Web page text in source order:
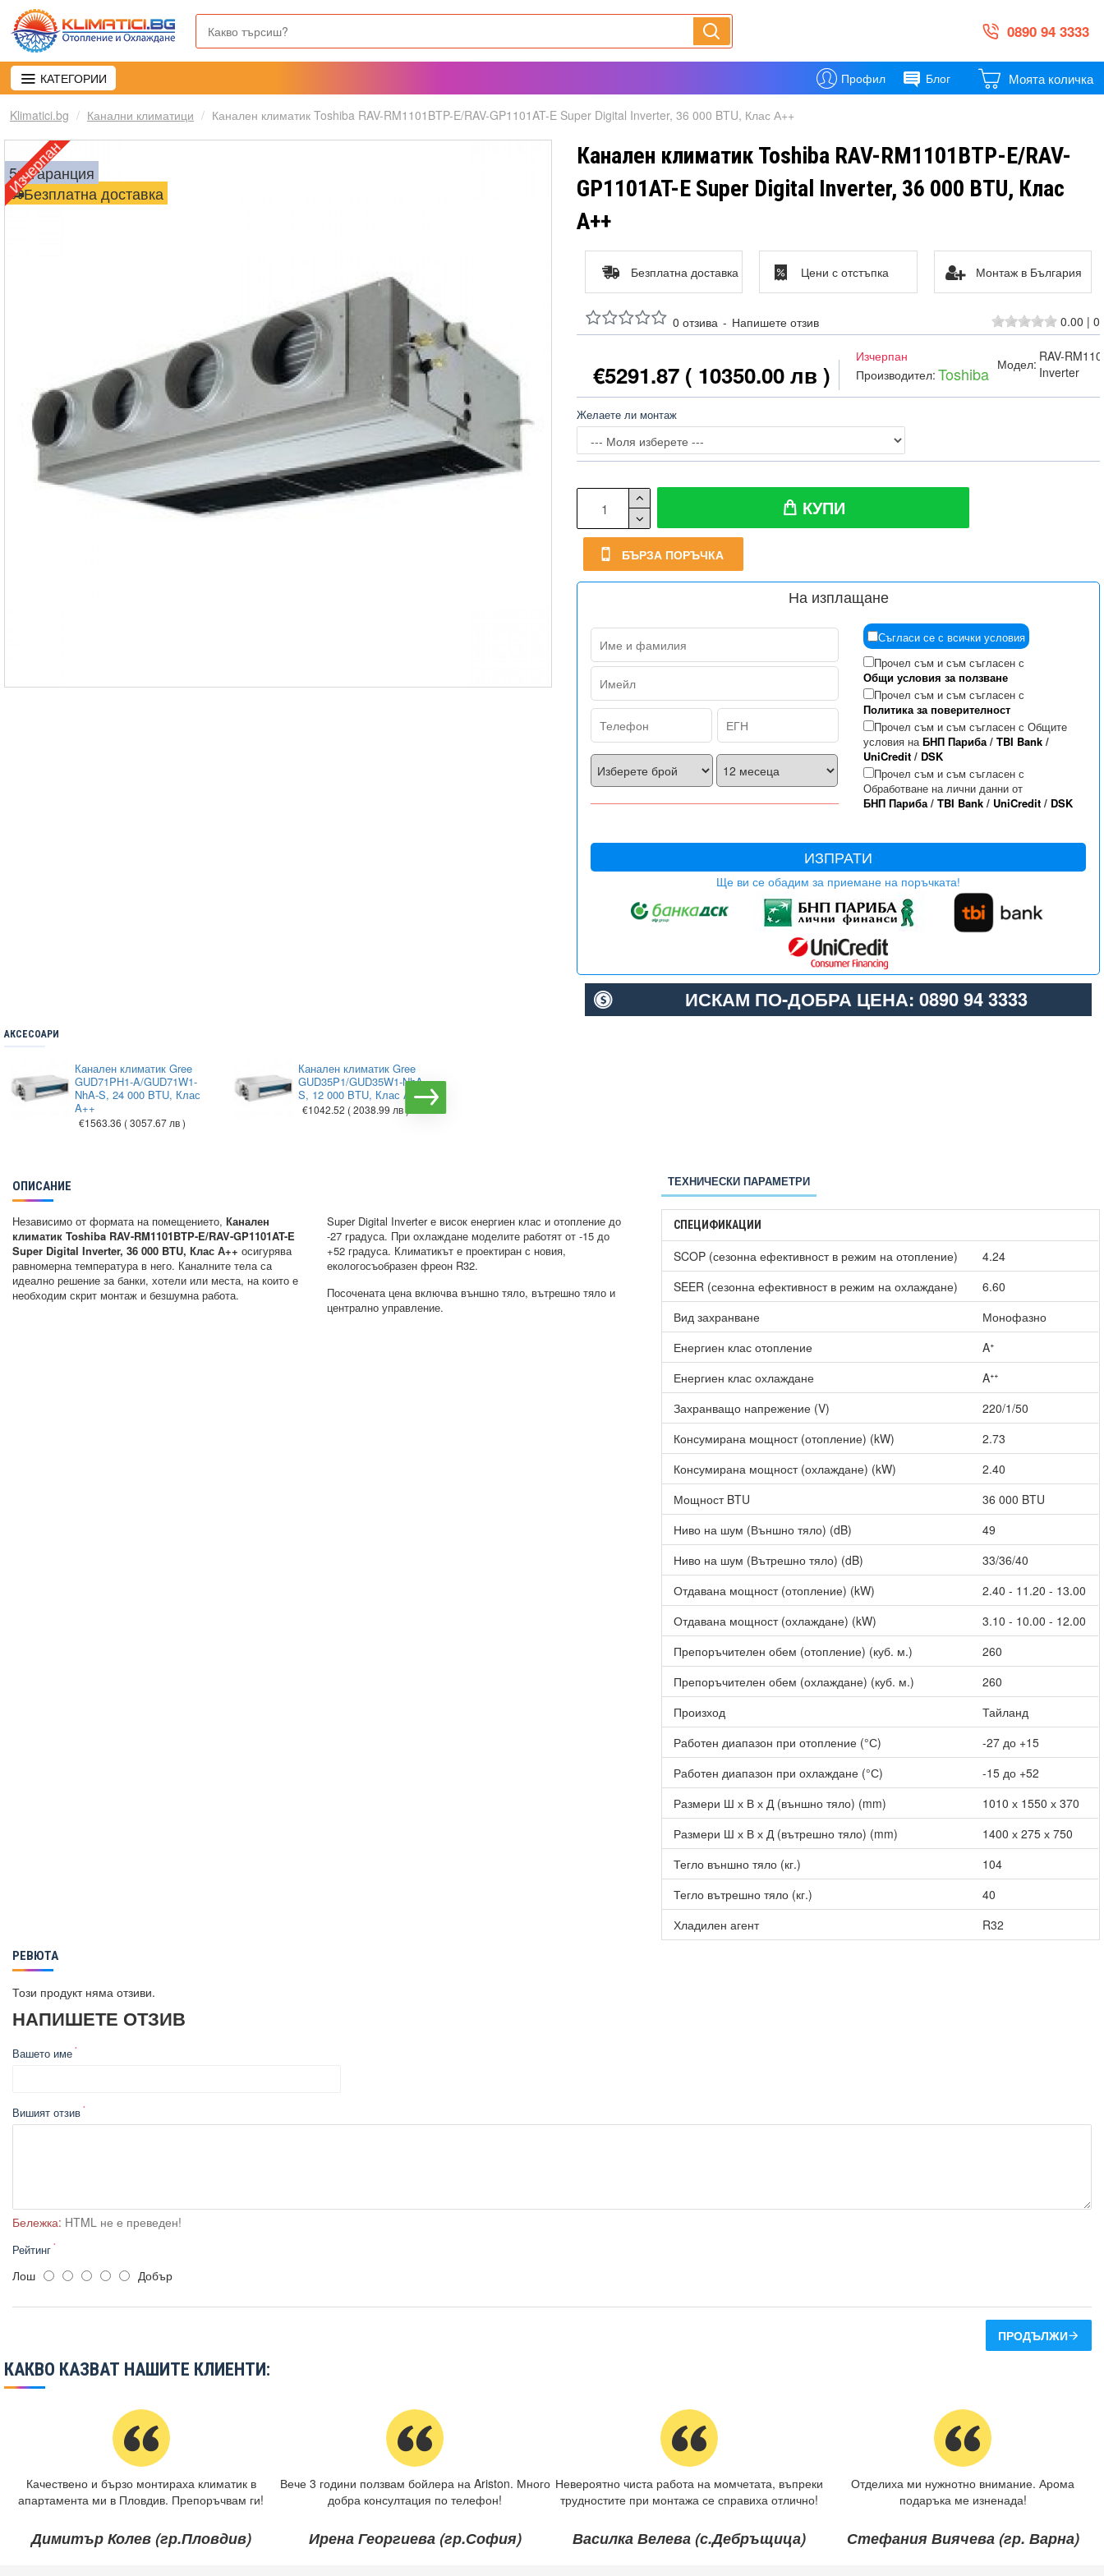
0890 94 3333
КАТЕГОРИИ Профил Блог Моята количка
Klimatici.bg Канални климатици Канален климатик Toshiba RAV-RM1101BTP-E/RAV-GP1101AT-E Super Digital Inverter, 36 000 BTU, Клас А++
Безплатна доставка
5г. гаранция
Изчерпан
Канален климатик Toshiba RAV-RM1101BTP-E/RAV-
GP1101AT-E Super Digital Inverter, 36 000 BTU, Клас
А++
0 отзива - Напишете отзив 0.00 | 0
€5291.87 ( 10350.00 лв )
Изчерпан
Производител: Toshiba Модел: RAV-
Inverter
Желаете ли монтаж
КУПИ
БЪРЗА ПОРЪЧКА
На изплащане
Съгласи се с всички условия
Прочел съм и съм съгласен с
Общи условия за ползване
Прочел съм и съм съгласен с
Политика за поверителност
Прочел съм и съм съгласен с Общите
условия наБНП Париба/ TBI Bank/
UniCredit/ DSK
Прочел съм и съм съгласен с
Обработване на лични данни от
БНП Париба/ TBI Bank/ UniCredit/ DSK
ИЗПРАТИ
Ще ви се обадим за приемане на поръчката!
Безплатна доставка Цени с отстъпка Монтаж в България
ИСКАМ ПО-ДОБРА ЦЕНА: 0890 94 3333
АКСЕСОАРИ
Канален климатик Gree
GUD71PH1-A/GUD71W1-
NhA-S, 24 000 BTU, Клас
A++
€1563.36 ( 3057.67 лв )
Канален климатик Gree
GUD35P1/GUD35W1-NhA-
S, 12 000 BTU, Клас A++
€1042.52 ( 2038.99 лв )
ОПИСАНИЕ
Независимо от формата на помещението, Канален
климатик Toshiba RAV-RM1101BTP-E/RAV-GP1101AT-E
Super Digital Inverter, 36 000 BTU, Клас А++ осигурява
равномерна температура в него. Каналните тела са
идеално решение за банки, хотели или места, на които е
необходим скрит монтаж и безшумна работа.
Super Digital Inverter е висок енергиен клас и отопление до
-27 градуса. При охлаждане моделите работят от -15 до
+52 градуса. Климатикът е проектиран с новия,
екологосъобразен фреон R32.
Посочената цена включва външно тяло, вътрешно тяло и
централно управление.
ТЕХНИЧЕСКИ ПАРАМЕТРИ
СПЕЦИФИКАЦИИ
SCOP (сезонна ефективност в режим на отопление)
4.24
SEER (сезонна ефективност в режим на охлаждане)
6.60
Вид захранване
Монофазно
Енергиен клас отопление
Aᐩ
Енергиен клас охлаждане
Aᐩᐩ
Захранващо напрежение (V)
220/1/50
Консумирана мощност (отопление) (kW)
2.73
Консумирана мощност (охлаждане) (kW)
2.40
Мощност BTU
36 000 BTU
Ниво на шум (Външно тяло) (dB)
49
Ниво на шум (Вътрешно тяло) (dB)
33/36/40
Отдавана мощност (отопление) (kW)
2.40 - 11.20 - 13.00
Отдавана мощност (охлаждане) (kW)
3.10 - 10.00 - 12.00
Препоръчителен обем (отопление) (куб. м.)
260
Препоръчителен обем (охлаждане) (куб. м.)
260
Произход
Тайланд
Работен диапазон при отопление (°С)
-27 до +15
Работен диапазон при охлаждане (°С)
-15 до +52
Размери Ш х В х Д (външно тяло) (mm)
1010 х 1550 х 370
Размери Ш х В х Д (вътрешно тяло) (mm)
1400 х 275 х 750
Тегло външно тяло (кг.)
104
Тегло вътрешно тяло (кг.)
40
Хладилен агент
R32
РЕВЮТА
Този продукт няма отзиви.
НАПИШЕТЕ ОТЗИВ
Вашето име
Вишият отзив
Бележка: HTML не е преведен!
Рейтинг
Лош Добър
ПРОДЪЛЖИ
КАКВО КАЗВАТ НАШИТЕ КЛИЕНТИ:
Качествено и бързо монтираха климатик в
апартамента ми в Пловдив. Препоръчвам ги!
Димитър Колев (гр.Пловдив)
Вече 3 години ползвам бойлера на Ariston. Много
добра консултация по телефон!
Ирена Георгиева (гр.София)
Невероятно чиста работа на момчетата, въпреки
трудностите при монтажа се справиха отлично!
Василка Велева (с.Дебръщица)
Отделиха ми нужнотно внимание. Арома
подаръка ме изненада!
Стефания Виячева (гр. Варна)